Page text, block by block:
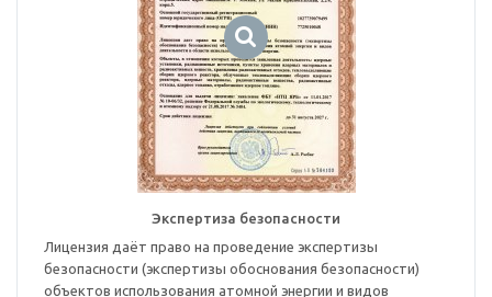
Экспертиза безопасности
Лицензия даёт право на проведение экспертизы
безопасности (экспертизы обоснования безопасности)
объектов использования атомной энергии и видов